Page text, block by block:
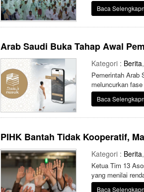
Baca
Arab Saudi Buka Tahap Awal
Kategori : Berita,
Pemerintah Arab
meluncurkan
Baca
PIHK Bantah Tidak Kooperatif,
Kategori : Berita,
Ketua Tim 13
yang menilai
Baca